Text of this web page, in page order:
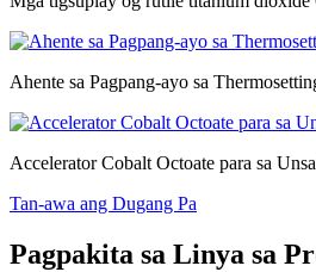
Ahente sa Pagpang-ayo sa
Accelerator Cobalt Octoate para sa
Tan-awa ang Dugang Pa
Pagpakita sa Linya sa